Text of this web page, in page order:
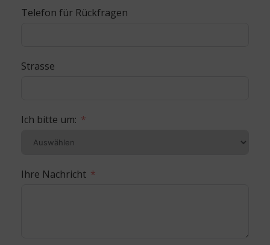
Telefon für Rückfragen
Strasse
Ich bitte um:
Ihre Nachricht